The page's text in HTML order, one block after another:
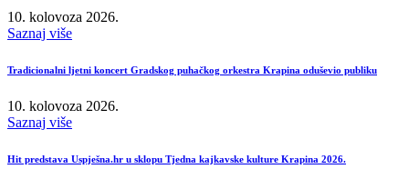
10. kolovoza 2026.
Saznaj više
Tradicionalni ljetni koncert Gradskog puhačkog orkestra Krapina oduševio publiku
10. kolovoza 2026.
Saznaj više
Hit predstava Uspješna.hr u sklopu Tjedna kajkavske kulture Krapina 2026.